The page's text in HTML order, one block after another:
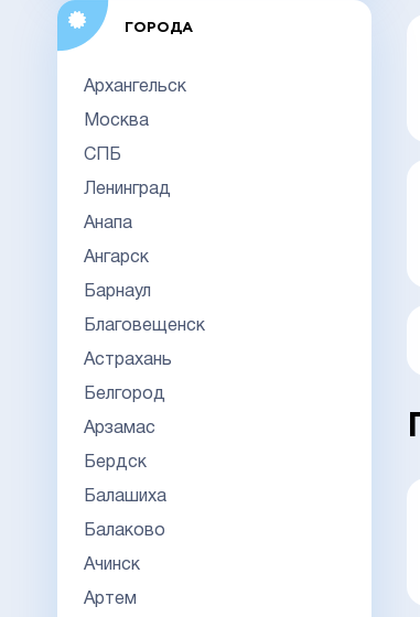
ГОРОДА
Архангельск
Москва
СПБ
Ленинград
Анапа
Ангарск
Барнаул
Благовещенск
Астрахань
Белгород
Арзамас
Бердск
Балашиха
Балаково
Ачинск
Артем